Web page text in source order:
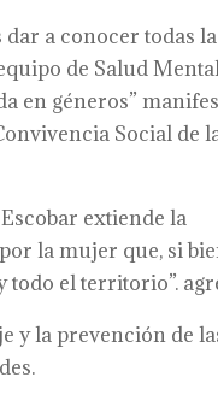
a conocer todas
de Salud
en géneros”
Social de
extiende la
la mujer que, si
todo el territorio”.
y la prevención de